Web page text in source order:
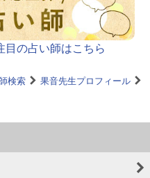
目の占い師はこちら
検索
果音先生プロフィール